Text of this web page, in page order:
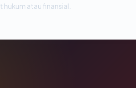
hukum atau finansial.